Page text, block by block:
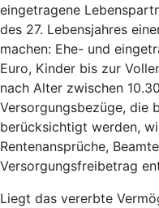
eingetragene
des 27. Lebensjahres
machen: Ehe- und
Euro, Kinder bis zur
nach Alter zwischen
Versorgungsbezüge, die
berücksichtigt werden,
Rentenansprüche,
Versorgungsfreibetrag
Liegt das vererbte